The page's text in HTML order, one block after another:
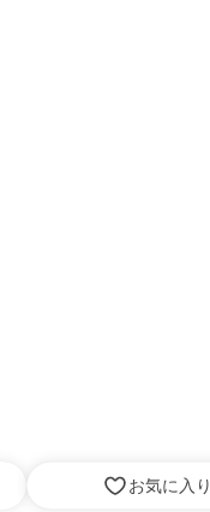
お気に入り